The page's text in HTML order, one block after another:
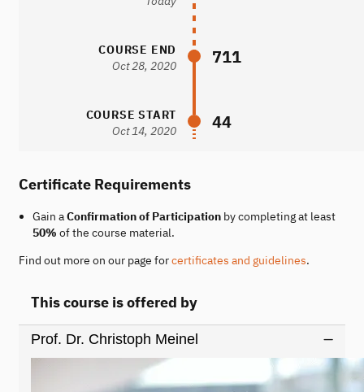
COURSE END
Oct 28, 2020
711
COURSE START
Oct 14, 2020
44
Certificate Requirements
Gain aConfirmation of Participationby completing at least
50% of the course material.
Find out more on our page forcertificates and guidelines.
This course is offered by
Prof. Dr. Christoph Meinel